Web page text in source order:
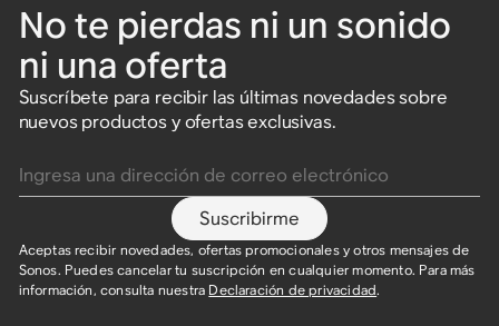
No te pierdas ni un sonido
ni una oferta
Suscríbete para recibir las últimas novedades sobre
nuevos productos y ofertas exclusivas.
Suscribirme
Aceptas recibir novedades, ofertas promocionales y otros mensajes de
Sonos. Puedes cancelar tu suscripción en cualquier momento. Para más
información, consulta nuestra Declaración de privacidad.